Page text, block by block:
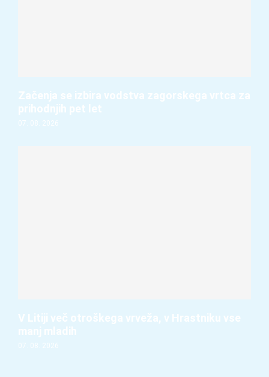
Začenja se izbira vodstva zagorskega vrtca za
prihodnjih pet let
07. 08. 2026
V Litiji več otroškega vrveža, v Hrastniku vse
manj mladih
07. 08. 2026